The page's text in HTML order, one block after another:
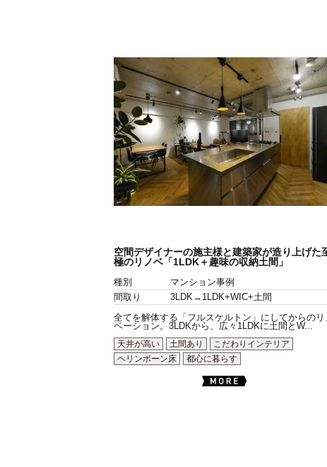
空間デザイナーの施主様と建築家が造り上げた
極のリノベ「1LDK＋趣味の収納土間」
種別
マンション事例
間取り
3LDK→1LDK+WIC+土間
全てを解体する「フルスケルトン」にしてからのリ
ベーション。3LDKから、広々1LDKに土間とW...
天井が高い
土間あり
こだわりインテリア
ヘリンボーン床
都心に暮らす